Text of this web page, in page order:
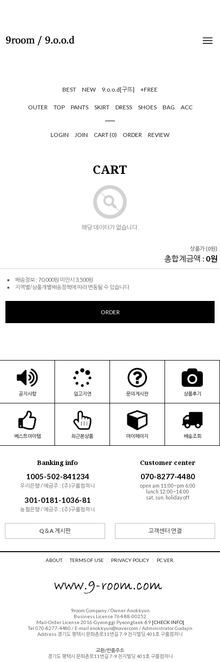
BEST NEW 9.o.o.d[구뜨] +FREE
OUTER TOP PANTS SKIRT DRESS SHOES BAG ACC
LOGIN JOIN CART (0) ORDER REVIEW
CART
해당 데이터가 없습니다.
상품가 (0원)
총합계금액 : 0원
배송정보 : 70,000원 미만시 3,500원
지역별/상품개별배송정책에 따라 변동될 수 있습니다
ORDER
공지사항 입고지연 문의게시판 상품후기
베스트아이템 최근본상품 마이페이지 배송조회
Banking info
1005-502-841234
우리은행 / 예금주 : (주)구룸컴퍼니
301-0181-1036-81
농협은행 / 예금주 : (주)구룸컴퍼니
Customer center
070-8277-4480
open am 11:00~pm 6:00
lunch 12:00~14:00
sat, sun, holiday off
Q＆A 게시판 고객센터 연결
ABOUT TERMS OF USE PRIVACY POLICY PC VER.
9room Company / Owner Anokkyun
Business License 764-88-00252
Mail-Order License 2016-Gyeonggi Pyeongtaek-89 [CHECK INFO]
Tel 070-8277-4480 / E-mail anokkyun@naver.com / Administrator Gudajin
Address 경기도 평택시 문화촌로11번길 7-9 천지빌딩 401호 구룸컴퍼니
교환/반품주소
경기도 평택시 문화촌로11번길 7-9 천지빌딩 401호 구룸컴퍼니